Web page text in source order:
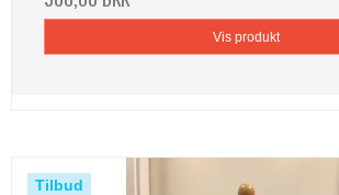
Vis produkt
Tilbud